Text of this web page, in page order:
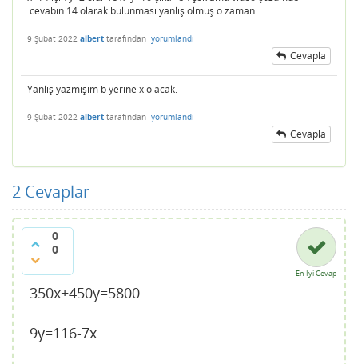
cevabın 14 olarak bulunması yanlış olmuş o zaman.
9 Şubat 2022 albert tarafından yorumlandı
Cevapla
Yanlış yazmışım b yerine x olacak.
9 Şubat 2022 albert tarafından yorumlandı
Cevapla
2 Cevaplar
0
0
En İyi Cevap
350x+450y=5800
9y=116-7x